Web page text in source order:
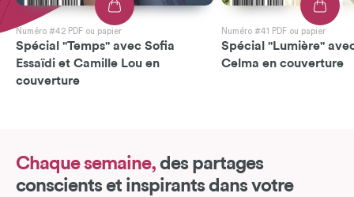
Numéro #42 PDF ou papier
Spécial "Temps" avec Sofia
Essaïdi et Camille Lou en
couverture
Numéro #41 PDF ou papier
Spécial "Lumière"
Celma en couverture
Chaque semaine, des partages
conscients et inspirants dans votre